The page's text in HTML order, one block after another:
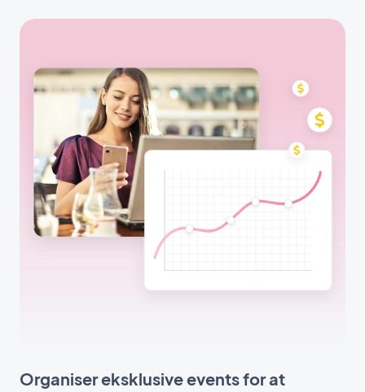
Organiser eksklusive events for at